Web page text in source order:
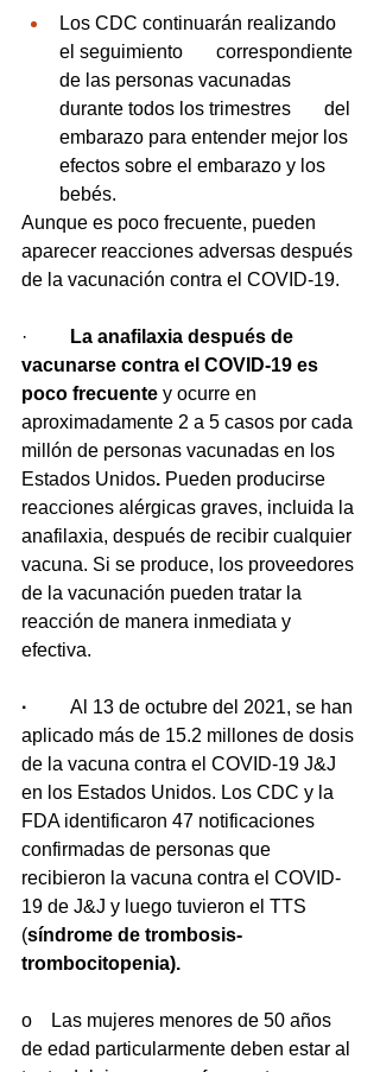
Los CDC continuarán realizando
el seguimiento       correspondiente
de las personas vacunadas
durante todos los trimestres       del
embarazo para entender mejor los
efectos sobre el embarazo y los
bebés.
Aunque es poco frecuente, pueden
aparecer reacciones adversas después
de la vacunación contra el COVID-19.
·
La anafilaxia después de
vacunarse contra el COVID-19 es
poco frecuente y ocurre en
aproximadamente 2 a 5 casos por cada
millón de personas vacunadas en los
Estados Unidos. Pueden producirse
reacciones alérgicas graves, incluida la
anafilaxia, después de recibir cualquier
vacuna. Si se produce, los proveedores
de la vacunación pueden tratar la
reacción de manera inmediata y
efectiva.
· Al 13 de octubre del 2021, se han
aplicado más de 15.2 millones de dosis
de la vacuna contra el COVID-19 J&J
en los Estados Unidos. Los CDC y la
FDA identificaron 47 notificaciones
confirmadas de personas que
recibieron la vacuna contra el COVID-
19 de J&J y luego tuvieron el TTS
(síndrome de trombosis-
trombocitopenia).
o
Las mujeres menores de 50 años
de edad particularmente deben estar al